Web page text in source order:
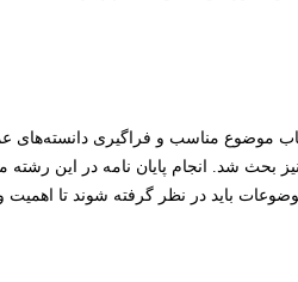
موضوع مناسب و فراگیری دانسته‌های
بحث شد. انجام پایان نامه در این رشته
باید در نظر گرفته شوند تا اهمیت